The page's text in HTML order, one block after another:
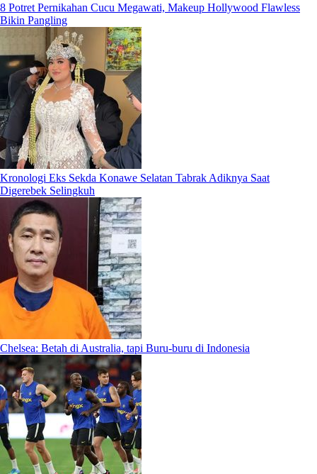
8 Potret Pernikahan Cucu Megawati, Makeup Hollywood Flawless
Bikin Pangling
Kronologi Eks Sekda Konawe Selatan Tabrak Adiknya Saat
Digerebek Selingkuh
Chelsea: Betah di Australia, tapi Buru-buru di Indonesia